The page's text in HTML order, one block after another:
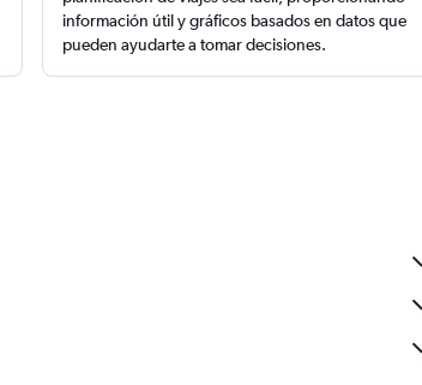
información útil y gráficos basados en datos que
pueden ayudarte a tomar decisiones.